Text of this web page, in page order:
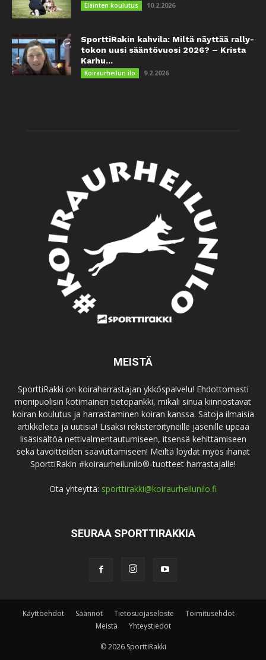
Eläinten koulutus 10.2.2026
SporttiRakin kahvila: Miltä näyttää rally-
tokon uusi sääntövuosi 2026? – Krista
Karhu...
Koiraurheilun ilo 9.2.2026
MEISTÄ
SporttiRakki on koiraharrastajan ykköspalvelu! Ehdottomasti
monipuolisin kotimainen tietopankki, mikäli sinua kiinnostavat
koiran koulutus ja harrastaminen koiran kanssa. Satoja ilmaisia
artikkeleita ja uutisia! Lisäksi rekisteröityneille jäsenille upeaa
lisäsisältöä nettivalmentautumiseen, itsensä kehittämiseen
sekä tavoitteiden saavuttamiseen! Meiltä löydät myös ihanat
SporttiRakin #koiraurheilunilo®-tuotteet harrastajalle!
Ota yhteyttä: sporttirakki@koiraurheilunilo.fi
SEURAA SPORTTIRAKKIA
Käyttöehdot Säännöt Tietosuojaseloste
Toimitusehdot
Meistä
Yhteystiedot
© 2026 SporttiRakki